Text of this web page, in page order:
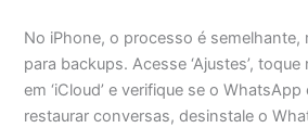
No iPhone, o processo é semelhante,
para backups. Acesse ‘Ajustes’,
em ‘iCloud’ e verifique se o
restaurar conversas, desinstale o